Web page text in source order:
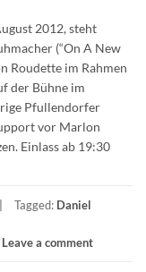
2012, steht
(“On A New
Roudette im Rahmen
der Bühne im
Pfullendorfer
vor Marlon
Einlass ab 19:30
Tagged: Daniel
Leave a comment